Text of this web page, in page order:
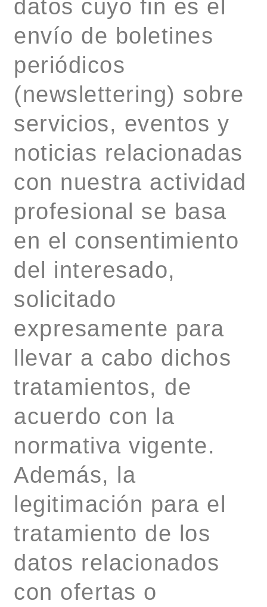
datos cuyo fin es el
envío de boletines
periódicos
(newslettering) sobre
servicios, eventos y
noticias relacionadas
con nuestra actividad
profesional se basa
en el consentimiento
del interesado,
solicitado
expresamente para
llevar a cabo dichos
tratamientos, de
acuerdo con la
normativa vigente.
Además, la
legitimación para el
tratamiento de los
datos relacionados
con ofertas o